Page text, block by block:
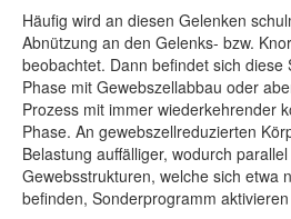
Häufig wird an diesen Gelenken
Abnützung an den Gelenks- bzw.
beobachtet. Dann befindet sich diese
Phase mit Gewebszellabbau oder
Prozess mit immer wiederkehrender
Phase. An gewebszellreduzierten
Belastung auffälliger, wodurch
Gewebsstrukturen, welche sich etwa
befinden, Sonderprogramm